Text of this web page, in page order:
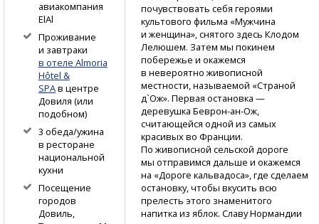
почувствовать себя героями
культового фильма «Мужчина
и женщина», снятого здесь Клодом
Лелюшем. Затем мы покинем
побережье и окажемся
в невероятно живописной
местности, называемой «Страной
д`Ож». Первая остановка —
деревушка Беврон-ан-Ож,
считающейся одной из самых
красивых во Франции.
По живописной сельской дороге
мы отправимся дальше и окажемся
на «Дороге кальвадоса», где сделаем
остановку, чтобы вкусить всю
прелесть этого знаменитого
напитка из яблок. Славу Нормандии
авиакомпания
ElAl
Проживание
и завтраки
в отеле Almoria
Hôtel &
SPAв центре
Довиля (или
подобном)
3 обеда/ужина
в ресторане
национальной
кухни
Посещение
городов
Довиль,